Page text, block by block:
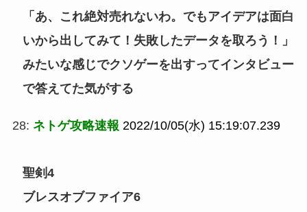
「あ、これ絶対売れないわ。でもアイデアは面白
いから出してみて！失敗したデータを取ろう！」
みたいな感じでクソゲーを出すってインタビュー
で答えてた気がする
28: ネトゲ攻略速報 2022/10/05(水) 15:19:07.239
聖剣4
ブレスオブファイア6